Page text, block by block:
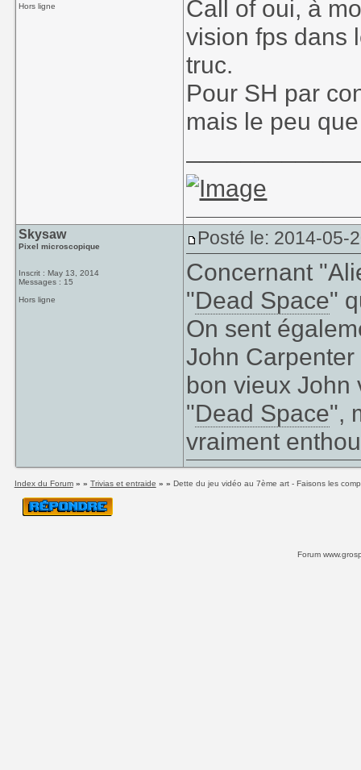
Hors ligne
Call of oui, à
vision fps dans
truc.
Pour SH par
mais le peu
Skysaw
Pixel microscopique
Inscrit : May 13, 2014
Messages : 15
Hors ligne
Posté le: 2014-05-
Concernant
"Dead Space"
On sent
John
bon vieux John
"Dead Space",
vraiment
Index du Forum» » Trivias et entraide » » Dette du jeu vidéo au 7ème art - Faisons les
Forum